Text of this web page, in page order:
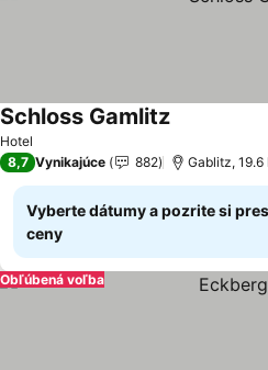
Hotel
Schloss GamlitzZobraziť
8,7 Vynikajúce 882 Gablitz,
Vyberte dátumy a pozrite si
ceny
Obľúbená voľba